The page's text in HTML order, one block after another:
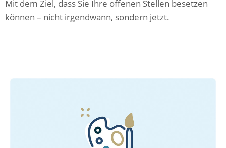
Mit dem Ziel, dass Sie Ihre offenen Stellen besetzen
können – nicht irgendwann, sondern jetzt.